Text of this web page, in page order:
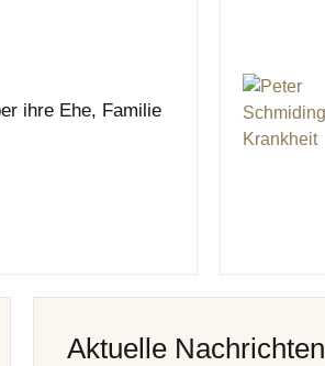
ihre Ehe, Familie
Aktuelle Nachrichten